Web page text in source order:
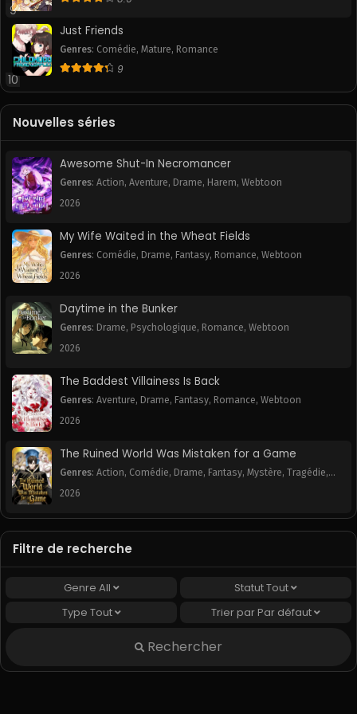
Chapitre 11
May 19, 2025
Chapitre 9
May 19, 2025 May 19, 2025
Chapitre 7
May 19, 2025 May 19, 2025
Chapitre 5
May 19, 2025
Chapitre 4
Chapitre 3
May 19, 2025
Chapitre 2
Chapitre 1
9
10
Just Friends
Genres: Comédie, Mature, Romance
9
Nouvelles séries
Awesome Shut-In Necromancer
Genres: Action, Aventure, Drame, Harem, Webtoon
2026
My Wife Waited in the Wheat Fields
Genres: Comédie, Drame, Fantasy, Romance, Webtoon
2026
Daytime in the Bunker
Genres: Drame, Psychologique, Romance, Webtoon
2026
The Baddest Villainess Is Back
Genres: Aventure, Drame, Fantasy, Romance, Webtoon
2026
The Ruined World Was Mistaken for a Game
Genres: Action, Comédie, Drame, Fantasy, Mystère, Tragédie,
Webtoon
2026
Filtre de recherche
Genre All StatutTout
Type Tout Trier par Par défaut
Rechercher